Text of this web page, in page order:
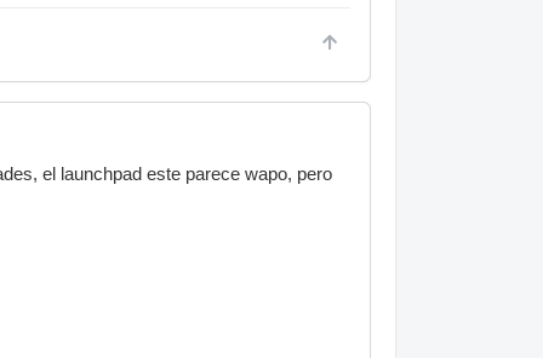
el launchpad este parece wapo, pero